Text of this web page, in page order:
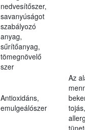
nedvesítőszer,
savanyúságot
szabályozó
anyag,
sűrítőanyag,
tömegnövelő
szer
Antioxidáns,
emulgeálószer
Az